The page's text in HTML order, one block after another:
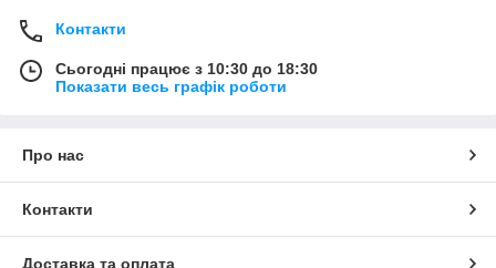
Контакти
Сьогодні працює з 10:30 до 18:30
Показати весь графік роботи
Про нас
Контакти
Доставка та оплата